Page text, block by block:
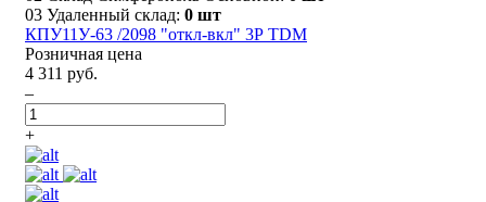
03 Удаленный склад: 0 шт
КПУ11У-63 /2098 "откл-вкл" 3Р TDM
Розничная цена
4 311 руб.
–
+